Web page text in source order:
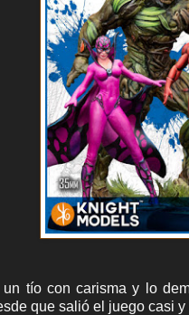
tío con carisma y lo
que salió el juego casi